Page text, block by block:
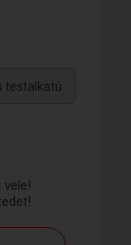
testalkatú